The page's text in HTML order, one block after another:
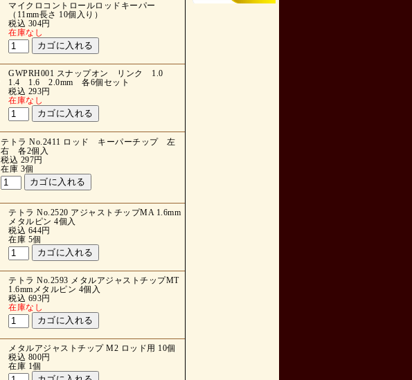
マイクロコントロールロッドキーパー
（11mm長さ 10個入り）
税込 304円
在庫なし
GWPRH001 スナップオン リンク 1.0
1.4 1.6 2.0mm 各6個セット
税込 293円
在庫なし
テトラ No.2411 ロッド キーパーチップ 左
右 各2個入
税込 297円
在庫 3個
テトラ No.2520 アジャストチップMA 1.6mm
メタルピン 4個入
税込 644円
在庫 5個
テトラ No.2593 メタルアジャストチップMT
1.6mmメタルピン 4個入
税込 693円
在庫なし
メタルアジャストチップ M2 ロッド用 10個
税込 800円
在庫 1個